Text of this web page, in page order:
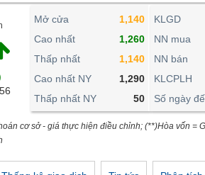
Mở cửa
1,140
Cao nhất
1,260
Thấp nhất
1,140
Cao nhất NY
1,290
Thấp nhất NY
50
KLGD
NN mua
NN bán
KLCPLH
Số ngày
cơ sở - giá thực hiện điều chỉnh; (**)Hòa vốn =